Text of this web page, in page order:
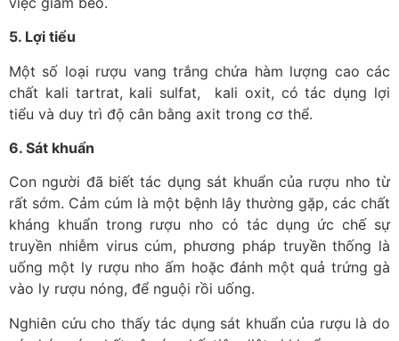
5. Lợi tiểu
Một số loại rượu vang trắng chứa hàm lượng cao các
chất kali tartrat, kali sulfat, kali oxit, có tác dụng lợi
tiểu và duy trì độ cân bằng axit trong cơ thể.
6. Sát khuẩn
Con người đã biết tác dụng sát khuẩn của rượu nho từ
rất sớm. Cảm cúm là một bệnh lây thường gặp, các chất
kháng khuẩn trong rượu nho có tác dụng ức chế sự
truyền nhiễm virus cúm, phương pháp truyền thống là
uống một ly rượu nho ấm hoặc đánh một quả trứng gà
vào ly rượu nóng, để nguội rồi uống.
Nghiên cứu cho thấy tác dụng sát khuẩn của rượu là do